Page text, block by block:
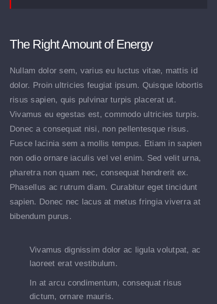
The Right Amount of Energy
Nullam dolor sem, varius eu luctus vitae, mattis id
dolor. Proin ultricies feugiat ipsum. Quisque lobortis
risus sapien, quis pulvinar turpis placerat ut.
Vivamus eu egestas est, commodo ultricies turpis.
Donec a consequat nisi, non pellentesque risus.
Fusce lacinia sem a mollis tempus. Etiam in sapien
non odio ornare iaculis vel vel enim. Sed velit urna,
pharetra non quam nec, consequat hendrerit ex.
Phasellus ac rutrum diam. Curabitur eget tincidunt
sapien. Donec nec lacus at metus fringia viverra at
bibendum purus.
Vivamus dignissim dolor ac ligula volutpat, ac
laoreet erat vestibulum.
In at arcu condimentum, consequat risus
dictum, ornare mauris.